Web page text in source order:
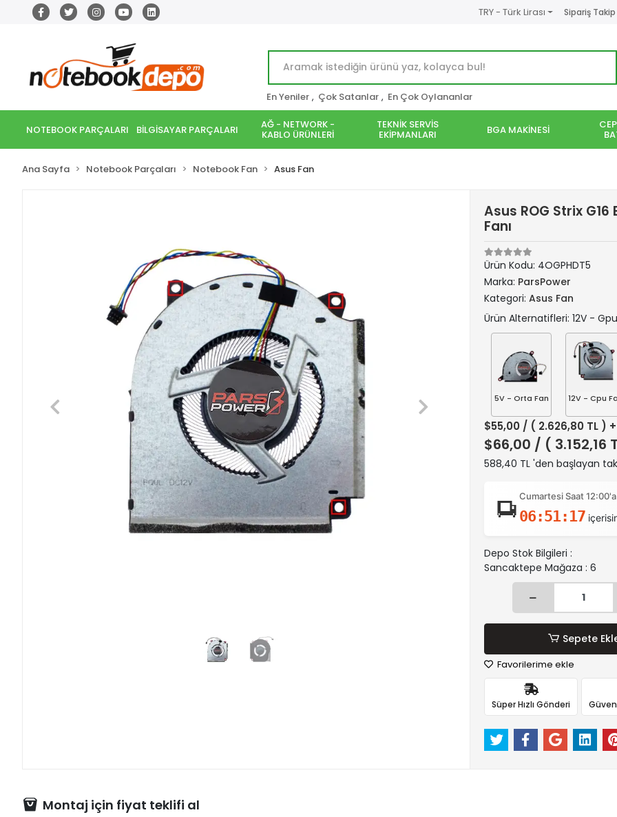
TRY - Türk Lirası Sipariş Takip
En Yeniler , Çok Satanlar , En Çok Oylananlar
NOTEBOOK PARÇALARI BİLGİSAYAR PARÇALARI AĞ - NETWORK -
KABLO ÜRÜNLERİ
TEKNİK SERVİS
EKİPMANLARI BGA MAKİNESİ
Ana Sayfa Notebook Parçaları Notebook Fan Asus Fan
Asus ROG Strix
Fanı
Ürün Kodu: 4OGPHDT5
Marka: ParsPower
Kategori: Asus Fan
Ürün Alternatifleri: 12V -
5V - Orta Fan 12V - Cpu
$55,00 / ( 2.626,80 TL )
$66,00 / ( 3.152,16
588,40 TL 'den başlayan
Cumartesi Saat
06:51:16
Depo Stok Bilgileri :
Sancaktepe Mağaza : 6
Sepete
Favorilerime ekle
Süper Hızlı Gönderi
Montaj için fiyat teklifi al